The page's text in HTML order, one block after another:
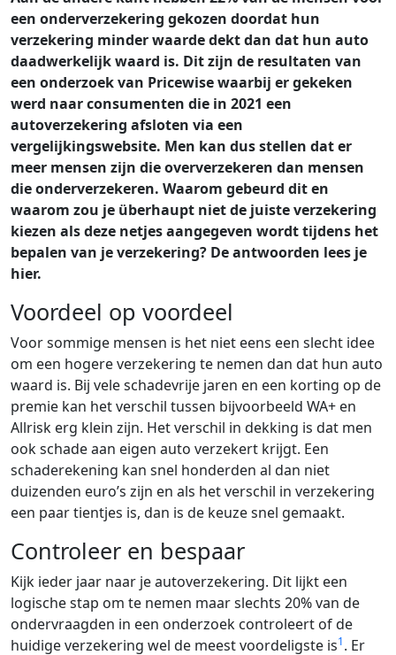
een onderverzekering gekozen doordat hun
verzekering minder waarde dekt dan dat hun auto
daadwerkelijk waard is. Dit zijn de resultaten van
een onderzoek van Pricewise waarbij er gekeken
werd naar consumenten die in 2021 een
autoverzekering afsloten via een
vergelijkingswebsite. Men kan dus stellen dat er
meer mensen zijn die oververzekeren dan mensen
die onderverzekeren. Waarom gebeurd dit en
waarom zou je überhaupt niet de juiste verzekering
kiezen als deze netjes aangegeven wordt tijdens het
bepalen van je verzekering? De antwoorden lees je
hier.
Voordeel op voordeel
Voor sommige mensen is het niet eens een slecht idee
om een hogere verzekering te nemen dan dat hun auto
waard is. Bij vele schadevrije jaren en een korting op de
premie kan het verschil tussen bijvoorbeeld WA+ en
Allrisk erg klein zijn. Het verschil in dekking is dat men
ook schade aan eigen auto verzekert krijgt. Een
schaderekening kan snel honderden al dan niet
duizenden euro’s zijn en als het verschil in verzekering
een paar tientjes is, dan is de keuze snel gemaakt.
Controleer en bespaar
Kijk ieder jaar naar je autoverzekering. Dit lijkt een
logische stap om te nemen maar slechts 20% van de
ondervraagden in een onderzoek controleert of de
huidige verzekering wel de meest voordeligste is1. Er